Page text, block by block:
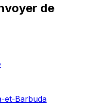
de
et-Barbuda